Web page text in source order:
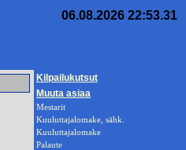
06.08.2026 22:53.31
Kilpailukutsut
Muuta asiaa
Mestarit
Kuuluttajalomake, sähk.
Kuuluttajalomake
Palaute